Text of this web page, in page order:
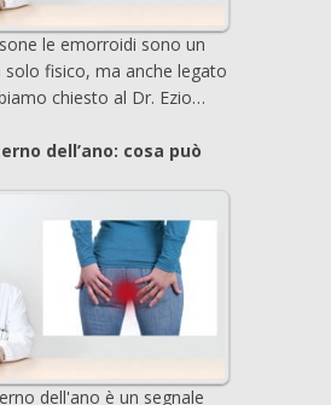
le emorroidi sono un
fisico, ma anche legato
chiesto al Dr. Ezio…
dell’ano: cosa può
dell'ano è un segnale